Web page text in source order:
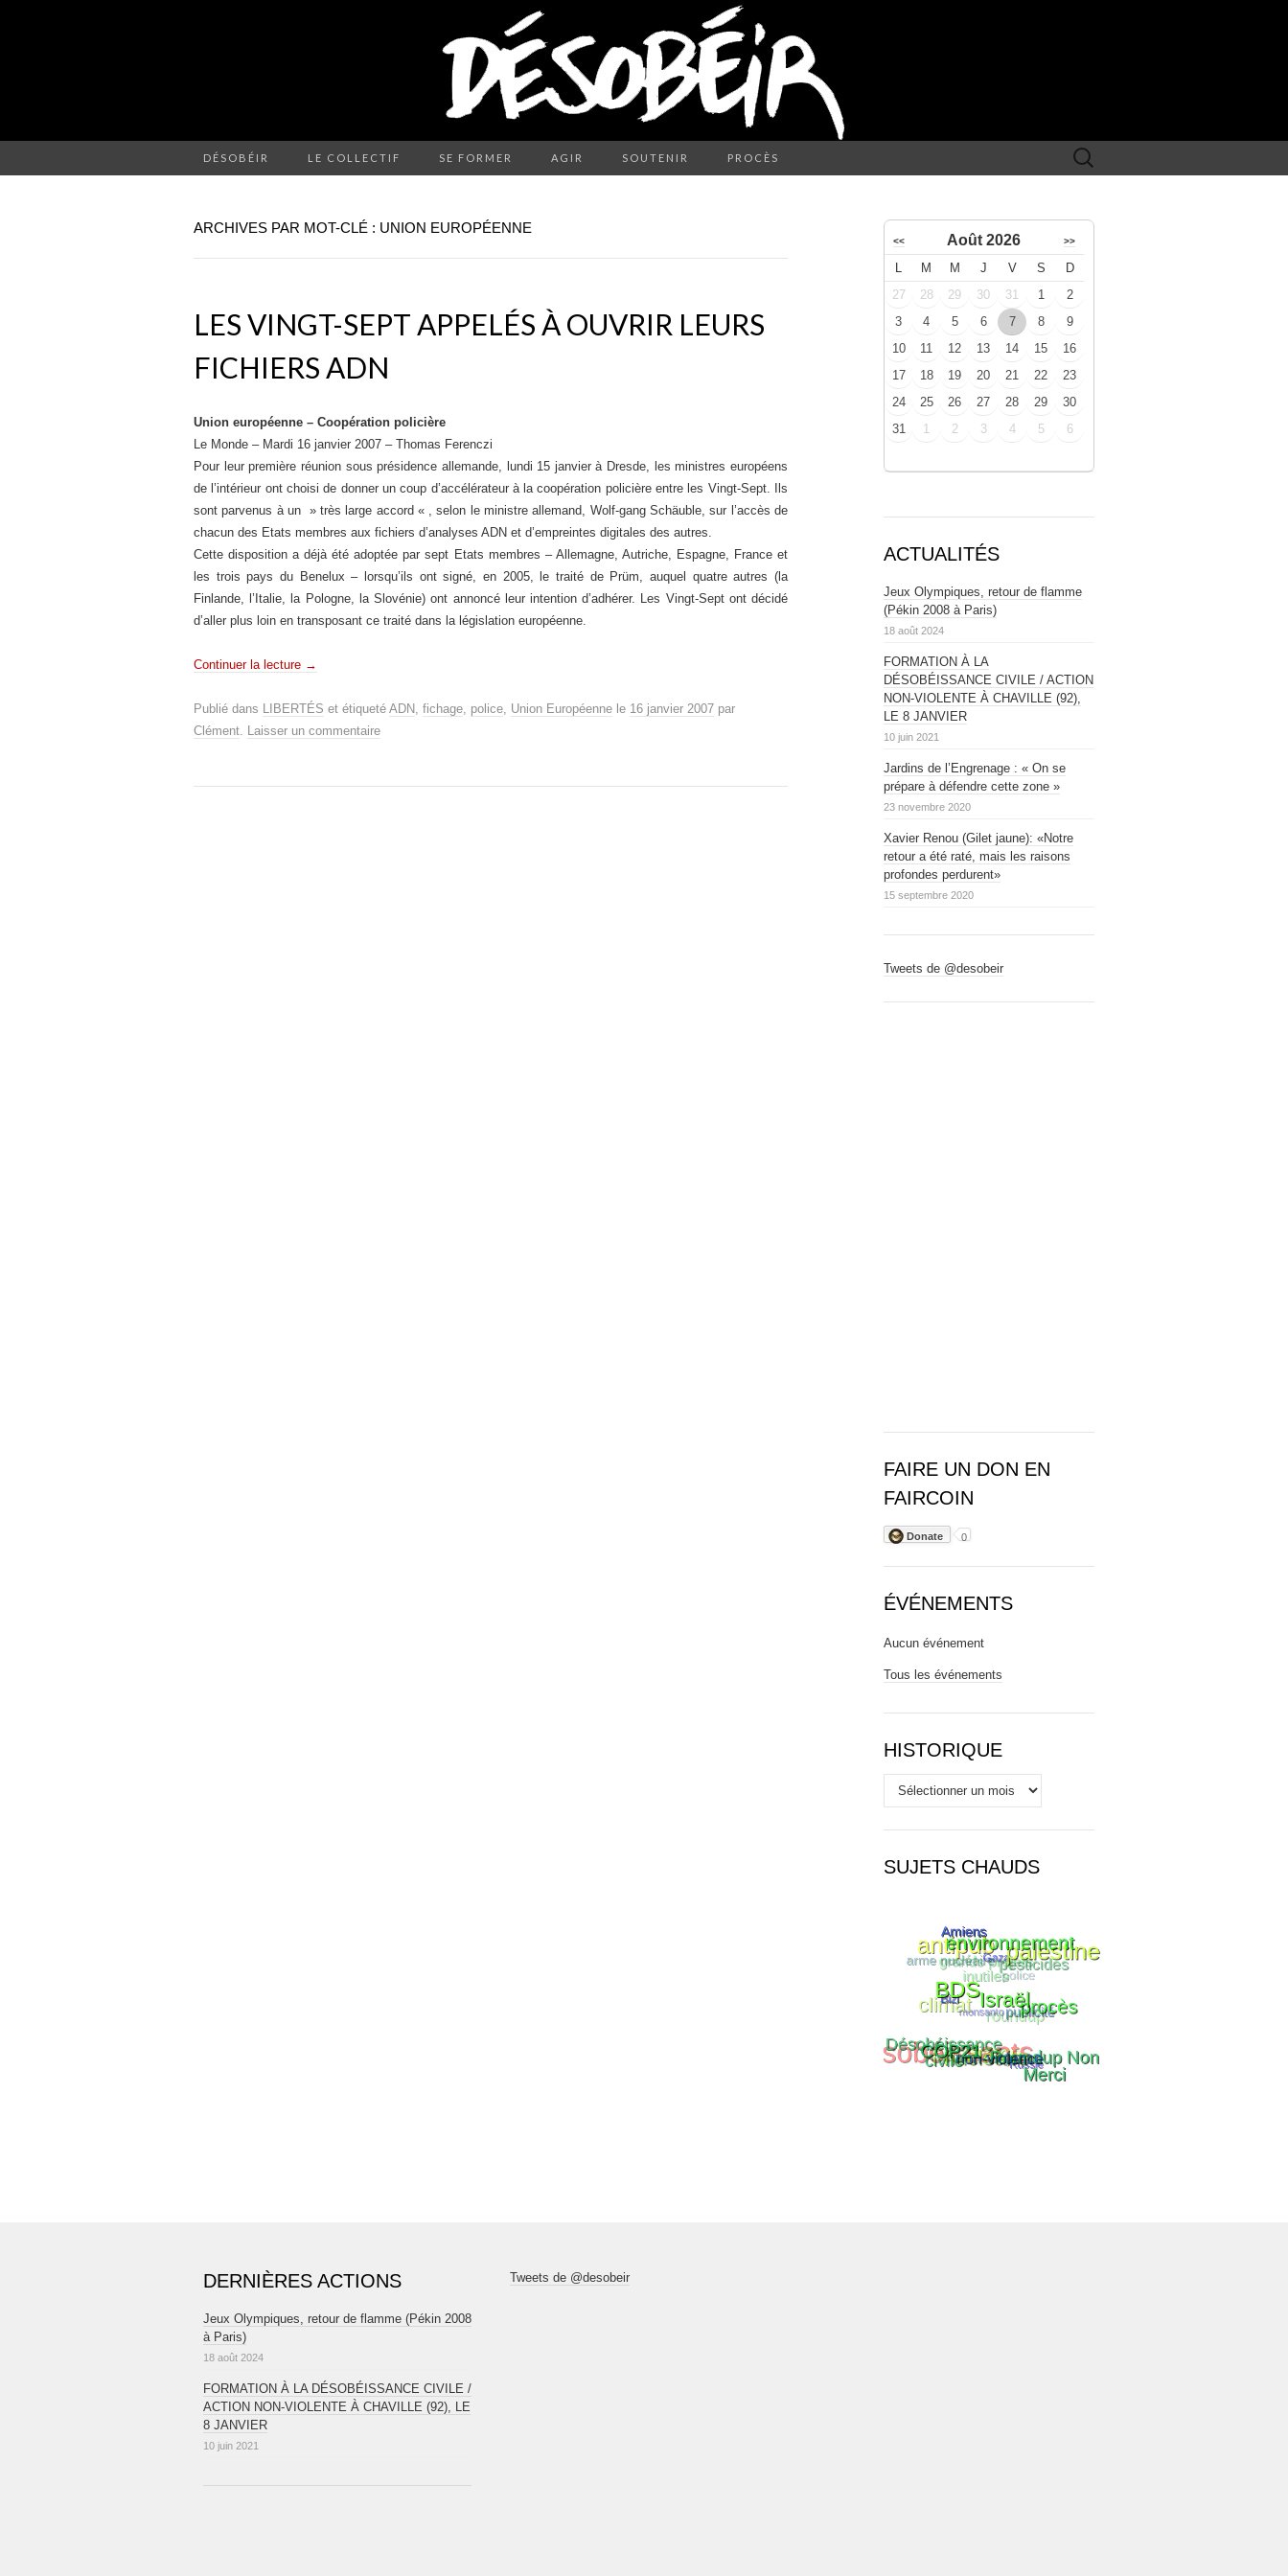
DÉSOBÉIR LE COLLECTIF SE FORMER AGIR SOUTENIR PROCÈS Rechercher :
ARCHIVES PAR MOT-CLÉ : UNION EUROPÉENNE
LES VINGT-SEPT APPELÉS À OUVRIR LEURS
FICHIERS ADN
Union européenne – Coopération policière
Le Monde – Mardi 16 janvier 2007 – Thomas Ferenczi
Pour leur première réunion sous présidence allemande, lundi 15 janvier à Dresde, les ministres européens
de l’intérieur ont choisi de donner un coup d’accélérateur à la coopération policière entre les Vingt-Sept. Ils
sont parvenus à un » très large accord « , selon le ministre allemand, Wolf-gang Schäuble, sur l’accès de
chacun des Etats membres aux fichiers d’analyses ADN et d’empreintes digitales des autres.
Cette disposition a déjà été adoptée par sept Etats membres – Allemagne, Autriche, Espagne, France et
les trois pays du Benelux – lorsqu’ils ont signé, en 2005, le traité de Prüm, auquel quatre autres (la
Finlande, l’Italie, la Pologne, la Slovénie) ont annoncé leur intention d’adhérer. Les Vingt-Sept ont décidé
d’aller plus loin en transposant ce traité dans la législation européenne.
Continuer la lecture →
Publié dans LIBERTÉS et étiqueté ADN, fichage, police, Union Européenne le 16 janvier 2007 par
Clément. Laisser un commentaire
<< Août 2026 >>
L M M J V S
D
27
28 29 30 31 1
2
3
4 5 6 7 8
9
10
11 12 13 14 15
16
17
18 19 20 21 22
23
24
25 26 27 28 29
30
31
1 2 3 4 5 6
ACTUALITÉS
Jeux Olympiques, retour de flamme
(Pékin 2008 à Paris)
18 août 2024
FORMATION À LA
DÉSOBÉISSANCE CIVILE / ACTION
NON-VIOLENTE À CHAVILLE (92),
LE 8 JANVIER
10 juin 2021
Jardins de l’Engrenage : « On se
prépare à défendre cette zone »
23 novembre 2020
Xavier Renou (Gilet jaune): «Notre
retour a été raté, mais les raisons
profondes perdurent»
15 septembre 2020
Tweets de @desobeir
FAIRE UN DON EN
FAIRCOIN
Donate 0
ÉVÉNEMENTS
Aucun événement
Tous les événements
HISTORIQUE
Historique
SUJETS CHAUDS
DERNIÈRES ACTIONS
Jeux Olympiques, retour de flamme (Pékin 2008
à Paris)
18 août 2024
FORMATION À LA DÉSOBÉISSANCE CIVILE /
ACTION NON-VIOLENTE À CHAVILLE (92), LE
8 JANVIER
10 juin 2021
Tweets de @desobeir